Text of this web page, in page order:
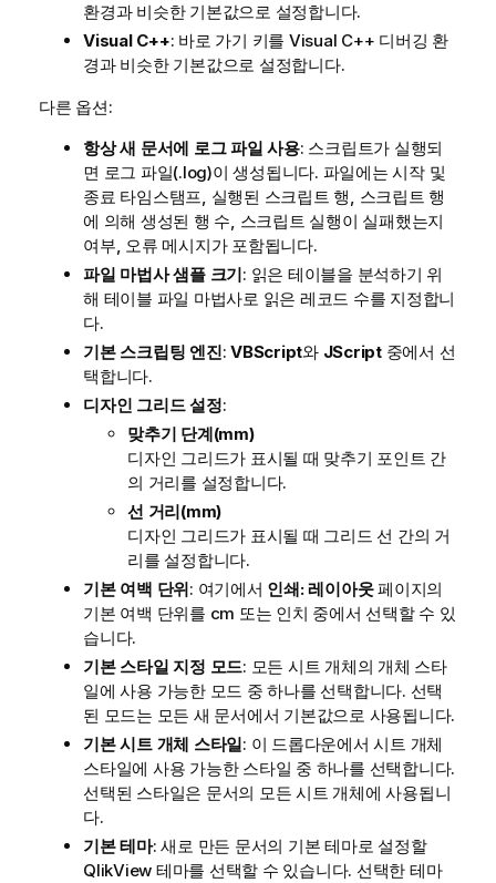
환경과 비슷한 기본값으로 설정합니다.
Visual C++: 바로 가기 키를 Visual C++ 디버깅 환
경과 비슷한 기본값으로 설정합니다.
다른 옵션:
항상 새 문서에 로그 파일 사용: 스크립트가 실행되
면 로그 파일(.log)이 생성됩니다. 파일에는 시작 및
종료 타임스탬프, 실행된 스크립트 행, 스크립트 행
에 의해 생성된 행 수, 스크립트 실행이 실패했는지
여부, 오류 메시지가 포함됩니다.
파일 마법사 샘플 크기: 읽은 테이블을 분석하기 위
해 테이블 파일 마법사로 읽은 레코드 수를 지정합니
다.
기본 스크립팅 엔진: VBScript와 JScript중에서 선
택합니다.
디자인 그리드 설정:
맞추기 단계(mm)
디자인 그리드가 표시될 때 맞추기 포인트 간
의 거리를 설정합니다.
선 거리(mm)
디자인 그리드가 표시될 때 그리드 선 간의 거
리를 설정합니다.
기본 여백 단위: 여기에서 인쇄: 레이아웃페이지의
기본 여백 단위를 cm 또는 인치 중에서 선택할 수 있
습니다.
기본 스타일 지정 모드: 모든 시트 개체의 개체 스타
일에 사용 가능한 모드 중 하나를 선택합니다. 선택
된 모드는 모든 새 문서에서 기본값으로 사용됩니다.
기본 시트 개체 스타일: 이 드롭다운에서 시트 개체
스타일에 사용 가능한 스타일 중 하나를 선택합니다.
선택된 스타일은 문서의 모든 시트 개체에 사용됩니
다.
기본 테마: 새로 만든 문서의 기본 테마로 설정할
QlikView 테마를 선택할 수 있습니다. 선택한 테마